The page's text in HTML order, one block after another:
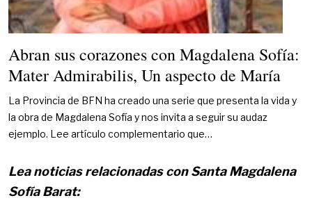
Abran sus corazones con Magdalena Sofía:
Mater Admirabilis, Un aspecto de María
La Provincia de BFN ha creado una serie que presenta la vida y
la obra de Magdalena Sofía y nos invita a seguir su audaz
ejemplo. Lee artículo complementario que…
Lea noticias relacionadas con Santa Magdalena
Sofía Barat: